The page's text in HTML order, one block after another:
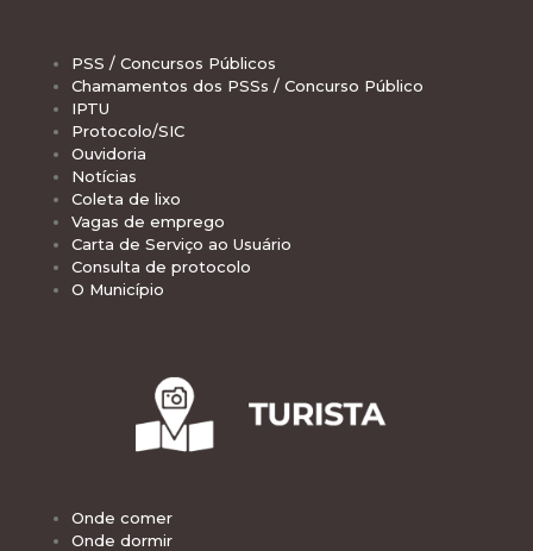
PSS / Concursos Públicos
Chamamentos dos PSSs / Concurso Público
IPTU
Protocolo/SIC
Ouvidoria
Notícias
Coleta de lixo
Vagas de emprego
Carta de Serviço ao Usuário
Consulta de protocolo
O Município
Onde comer
Onde dormir